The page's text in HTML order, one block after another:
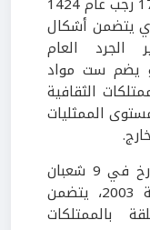
14 سبتمبر سنة 2003 الذي يتضمن أشكال
الجرد العام
يضم ست مواد
الثقافية
الممثليات
مرسوم تنفيذي رقم 03 - 322 مؤرخ في 9 شعبان
عام 1424 الموافق 5 أكتوبر سنة 2003، يتضمن
بالممتلكات